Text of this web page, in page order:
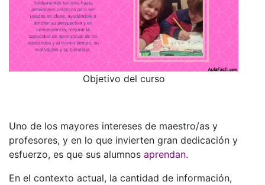
Objetivo del curso
Uno de los mayores intereses de maestro/as y
profesores, y en lo que invierten gran dedicación y
esfuerzo, es que sus alumnos aprendan.
En el contexto actual, la cantidad de información,